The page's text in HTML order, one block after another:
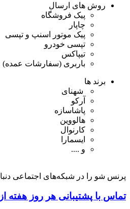
روش های ارسال
پیک فروشگاه
چاپار
پیک موتور اسنپ و تپسی
تپسی خودرو
تیپاکس
باربری (سفارشات عمده)
برند ها
شهنای
آرکو
پاشاسازه
هالووین
کارنوال
ایسمارا
و ....
پرنس شو را در شبکه‌های اجتماعی
تماس با پشتیبانی هر روز هفته از